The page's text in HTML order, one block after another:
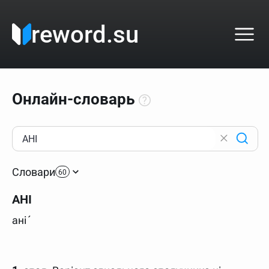
reword.su
Онлайн-словарь
Как пользоваться онлайн-словарём?
которого интересует. Система автоматически подберёт
варианты по начальным буквам и покажет их во
вариантов, откроется страница со словарными
Если точное написание слова неизвестно (как в
Словари 60
АНІ
ані´